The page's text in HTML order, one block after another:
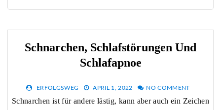
Schnarchen, Schlafstörungen Und
Schlafapnoe
ERFOLGSWEG APRIL 1, 2022 NO COMMENT
Schnarchen ist für andere lästig, kann aber auch ein Zeichen